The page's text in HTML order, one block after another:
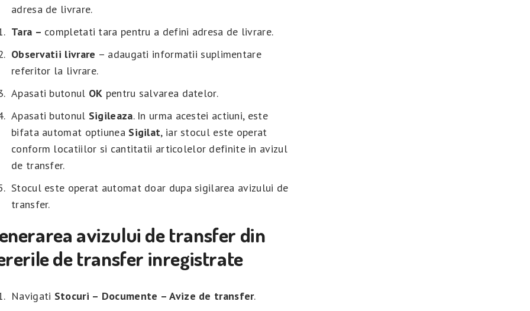
adresa de livrare.
Tara – completati tara pentru a defini adresa de livrare.
Observatii livrare – adaugati informatii suplimentare
referitor la livrare.
Apasati butonul OK pentru salvarea datelor.
Apasati butonul Sigileaza. In urma acestei actiuni, este
bifata automat optiunea Sigilat, iar stocul este operat
conform locatiilor si cantitatii articolelor definite in avizul
de transfer.
Stocul este operat automat doar dupa sigilarea avizului de
transfer.
avizului de transfer din
de transfer inregistrate
Navigati Stocuri – Documente – Avize de transfer.